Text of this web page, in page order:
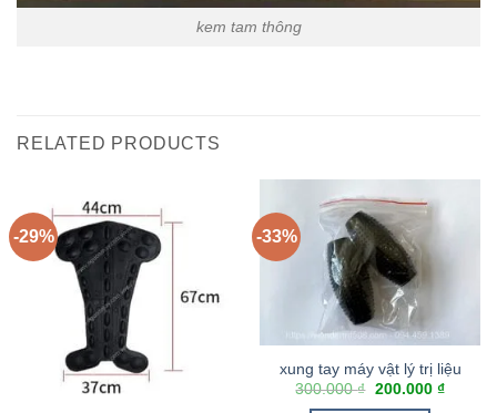
kem tam thông
RELATED PRODUCTS
-29% -33%
xung tay máy vật lý trị liệu
300.000₫ 200.000 ₫